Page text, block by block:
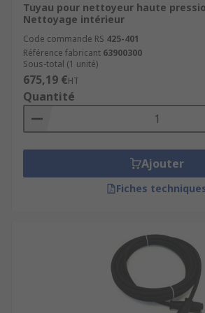
Tuyau pour nettoyeur haute
Nettoyage intérieur
Code commande RS 425-401
Référence fabricant 63900300
Sous-total (1 unité)
675,19 €HT
Quantité
Ajouter
Fiches